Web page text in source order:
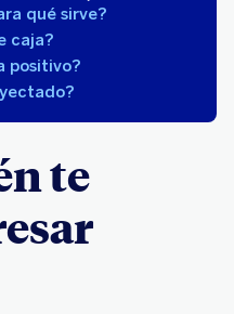
qué sirve?
caja?
positivo?
te